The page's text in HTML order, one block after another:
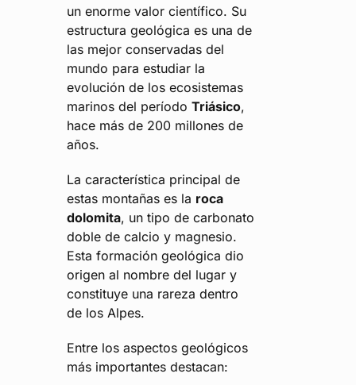
un enorme valor científico. Su
estructura geológica es una de
las mejor conservadas del
mundo para estudiar la
evolución de los ecosistemas
marinos del períodoTriásico,
hace más de 200 millones de
años.
La característica principal de
estas montañas es la roca
dolomita, un tipo de carbonato
doble de calcio y magnesio.
Esta formación geológica dio
origen al nombre del lugar y
constituye una rareza dentro
de los Alpes.
Entre los aspectos geológicos
más importantes destacan: